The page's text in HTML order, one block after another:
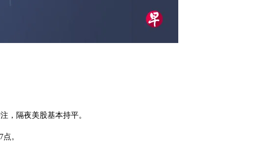
，隔夜美股基本持平。
。